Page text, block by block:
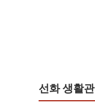
선화 생활관